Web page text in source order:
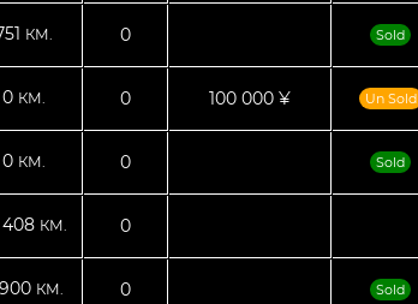
КМ. 0 Sold
0 КМ. 0 100 000 ¥ Un Sold
0 КМ. 0 Sold
408 КМ. 0
КМ. 0 Sold